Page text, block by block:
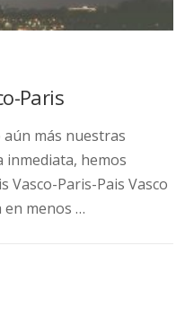
Paris
más nuestras
hemos
Vasco-Paris-Pais Vasco
menos …